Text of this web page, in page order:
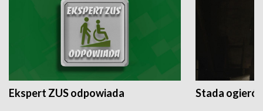
Ekspert ZUS odpowiada Stada